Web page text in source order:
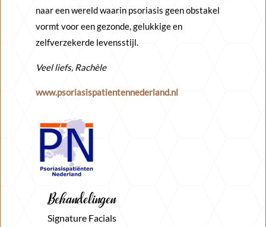
naar een wereld waarin psoriasis geen obstakel
vormt voor een gezonde, gelukkige en
zelfverzekerde levensstijl.
Veel liefs, Rachèle
www.psoriasispatientennederland.nl
Behandelingen
Signature Facials